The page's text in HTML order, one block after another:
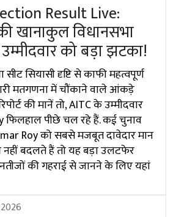
Result Live:
खानाकुल विधानसभा
को बड़ा झटका!
सियासी दृष्टि से काफी महत्वपूर्ण
मतगणना में चौंकाने वाले आंकड़े
की मानें तो, AITC के उम्मीदवार
फिलहाल पीछे चल रहे हैं. कई चुनाव
Roy को सबसे मजबूत दावेदार मान
बदलते हैं तो यह बड़ा उलटफेर
नतीजों की गहराई से जानने के लिए यहां